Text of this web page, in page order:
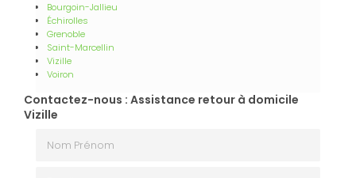
Bourgoin-Jallieu
Échirolles
Grenoble
Saint-Marcellin
Vizille
Voiron
Contactez-nous : Assistance retour à domicile
Vizille